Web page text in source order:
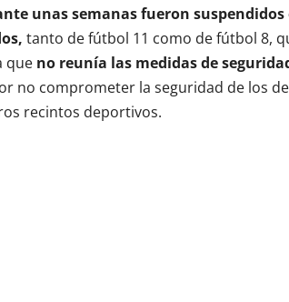
unas semanas fueron suspendidos
tanto de fútbol 11 como de fútbol 8,
que no reunía las medidas de
no comprometer la seguridad de los
recintos deportivos.